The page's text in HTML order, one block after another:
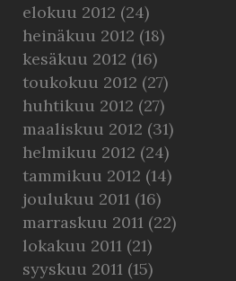
elokuu 2012 (24)
heinäkuu 2012 (18)
kesäkuu 2012 (16)
toukokuu 2012 (27)
huhtikuu 2012 (27)
maaliskuu 2012 (31)
helmikuu 2012 (24)
tammikuu 2012 (14)
joulukuu 2011 (16)
marraskuu 2011 (22)
lokakuu 2011 (21)
syyskuu 2011 (15)